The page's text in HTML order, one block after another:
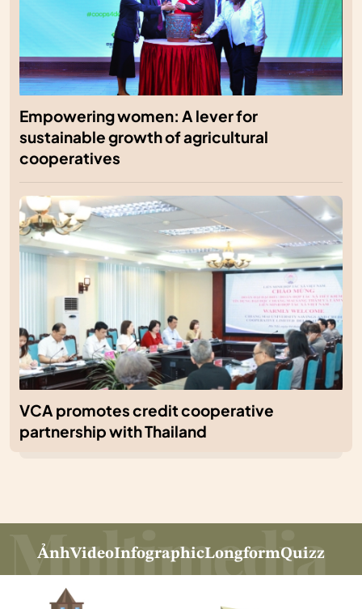
Empowering women: A lever for
sustainable growth of agricultural
cooperatives
VCA promotes credit cooperative
partnership with Thailand
ẢnhVideoInfographicLongformQuizz